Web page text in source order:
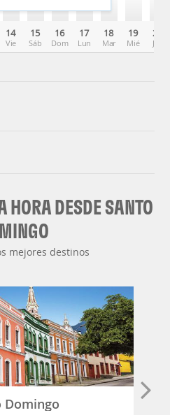
14
Vie
15
Sáb
16
Dom
17
Lun
18
Mar
19
Mié
20
Jue
HORA DESDE SANTO
mejores destinos
Domingo